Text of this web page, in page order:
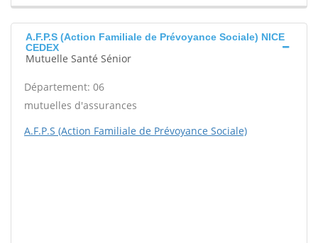
A.F.P.S (Action Familiale de Prévoyance Sociale) NICE
CEDEX
Mutuelle Santé Sénior
Département: 06
mutuelles d'assurances
A.F.P.S (Action Familiale de Prévoyance Sociale)